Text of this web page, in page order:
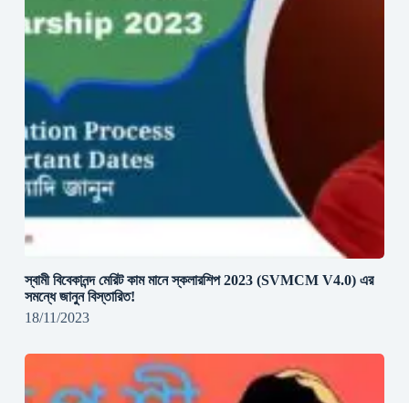
স্বামী বিবেকানন্দ মেরিট কাম মানে স্কলারশিপ 2023 (SVMCM V4.0) এর
সমন্ধে জানুন বিস্তারিত!
18/11/2023